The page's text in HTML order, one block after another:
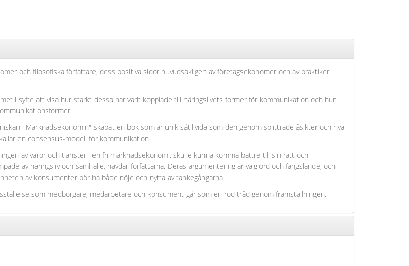
och filosofiska författare, dess positiva sidor huvudsakligen av företagsekonomer och av praktiker i
i syfte att visa hur starkt dessa har varit kopplade till näringslivets former för kommunikation och hur
i Marknadsekonomin" skapat en bok som är unik såtillvida som den genom splittrade åsikter och nya
en consensus-modell för kommunikation.
av varor och tjänster i en fri marknadsekonomi, skulle kunna komma bättre till sin rätt och
av näringsliv och samhälle, hävdar författarna. Deras argumentering är välgjord och fängslande, och
av konsumenter bör ha både nöje och nytta av tankegångarna.
som medborgare, medarbetare och konsument går som en röd tråd genom framställningen.